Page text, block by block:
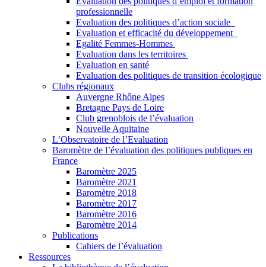
professionnelle
Evaluation des politiques d’action sociale
Evaluation et efficacité du développement
Egalité Femmes-Hommes
Evaluation dans les territoires
Evaluation en santé
Evaluation des politiques de transition écologique
Clubs régionaux
Auvergne Rhône Alpes
Bretagne Pays de Loire
Club grenoblois de l’évaluation
Nouvelle Aquitaine
L’Observatoire de l’Evaluation
Baromètre de l’évaluation des politiques publiques en
France
Baromètre 2025
Baromètre 2021
Baromètre 2018
Baromètre 2017
Baromètre 2016
Baromètre 2014
Publications
Cahiers de l’évaluation
Ressources